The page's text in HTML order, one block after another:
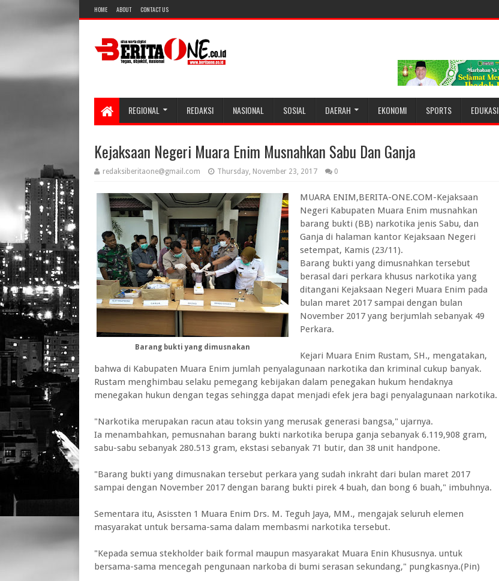
HOME ABOUT CONTACT US
REGIONAL REDAKSI NASIONAL SOSIAL DAERAH EKONOMI SPORTS EDUKASI
Kejaksaan Negeri Muara Enim Musnahkan Sabu Dan Ganja
redaksiberitaone@gmail.com Thursday, November 23, 2017 0
Barang bukti yang dimusnakan
MUARA ENIM,BERITA-ONE.COM-Kejaksaan
Negeri Kabupaten Muara Enim musnahkan
barang bukti (BB) narkotika jenis Sabu, dan
Ganja di halaman kantor Kejaksaan Negeri
setempat, Kamis (23/11).
Barang bukti yang dimusnahkan tersebut
berasal dari perkara khusus narkotika yang
ditangani Kejaksaan Negeri Muara Enim pada
bulan maret 2017 sampai dengan bulan
November 2017 yang berjumlah sebanyak 49
Perkara.
Kejari Muara Enim Rustam, SH., mengatakan,
bahwa di Kabupaten Muara Enim jumlah penyalagunaan narkotika dan kriminal cukup banyak.
Rustam menghimbau selaku pemegang kebijakan dalam penegakan hukum hendaknya
menegakan hukun dengan tegas sehingga dapat menjadi efek jera bagi penyalagunaan narkotika.
"Narkotika merupakan racun atau toksin yang merusak generasi bangsa," ujarnya.
Ia menambahkan, pemusnahan barang bukti narkotika berupa ganja sebanyak 6.119,908 gram,
sabu-sabu sebanyak 280.513 gram, ekstasi sebanyak 71 butir, dan 38 unit handpone.
"Barang bukti yang dimusnakan tersebut perkara yang sudah inkraht dari bulan maret 2017
sampai dengan November 2017 dengan barang bukti pirek 4 buah, dan bong 6 buah," imbuhnya.
Sementara itu, Asissten 1 Muara Enim Drs. M. Teguh Jaya, MM., mengajak seluruh elemen
masyarakat untuk bersama-sama dalam membasmi narkotika tersebut.
"Kepada semua stekholder baik formal maupun masyarakat Muara Enin Khususnya. untuk
bersama-sama mencegah pengunaan narkoba di bumi serasan sekundang," pungkasnya.(Pin)